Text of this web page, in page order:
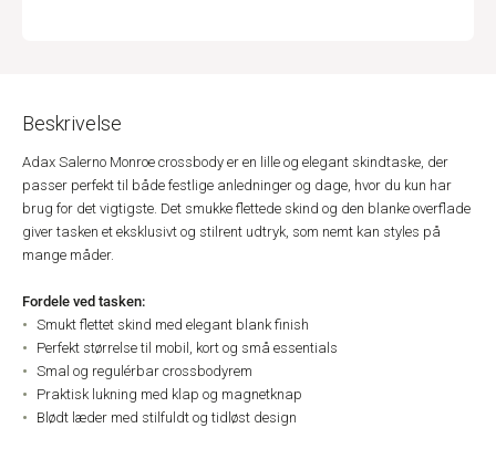
Beskrivelse
Adax Salerno Monroe crossbody er en lille og elegant skindtaske, der
passer perfekt til både festlige anledninger og dage, hvor du kun har
brug for det vigtigste. Det smukke flettede skind og den blanke overflade
giver tasken et eksklusivt og stilrent udtryk, som nemt kan styles på
mange måder.
Fordele ved tasken:
Smukt flettet skind med elegant blank finish
Perfekt størrelse til mobil, kort og små essentials
Smal og regulérbar crossbodyrem
Praktisk lukning med klap og magnetknap
Blødt læder med stilfuldt og tidløst design